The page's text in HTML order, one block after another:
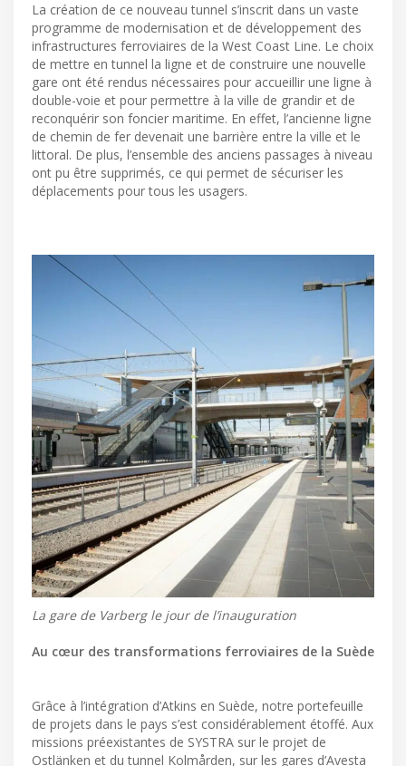
La création de ce nouveau tunnel s’inscrit dans un vaste
programme de modernisation et de développement des
infrastructures ferroviaires de la West Coast Line. Le choix
de mettre en tunnel la ligne et de construire une nouvelle
gare ont été rendus nécessaires pour accueillir une ligne à
double-voie et pour permettre à la ville de grandir et de
reconquérir son foncier maritime. En effet, l’ancienne ligne
de chemin de fer devenait une barrière entre la ville et le
littoral. De plus, l’ensemble des anciens passages à niveau
ont pu être supprimés, ce qui permet de sécuriser les
déplacements pour tous les usagers.
La gare de Varberg le jour de l’inauguration
Au cœur des transformations ferroviaires de la Suède
Grâce à l’intégration d’Atkins en Suède, notre portefeuille
de projets dans le pays s’est considérablement étoffé. Aux
missions préexistantes de SYSTRA sur le projet de
Ostlänken et du tunnel Kolmården, sur les gares d’Avesta